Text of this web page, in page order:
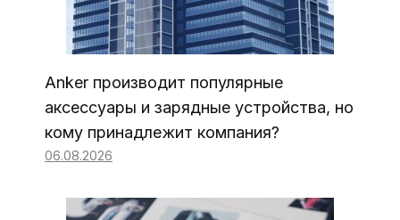
Anker производит популярные
аксессуары и зарядные устройства, но
кому принадлежит компания?
06.08.2026